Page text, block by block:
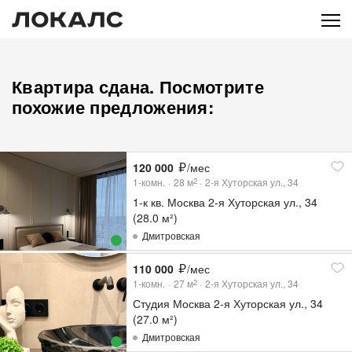
Квартира сдана. Посмотрите
похожие предложения:
120 000 /мес
1-комн. 28 м2 2-я Хуторская ул., 34
1-к кв. Москва 2-я Хуторская ул., 34
(28.0 м²)
Дмитровская
110 000 /мес
1-комн. 27 м2 2-я Хуторская ул., 34
Студия Москва 2-я Хуторская ул., 34
(27.0 м²)
Дмитровская